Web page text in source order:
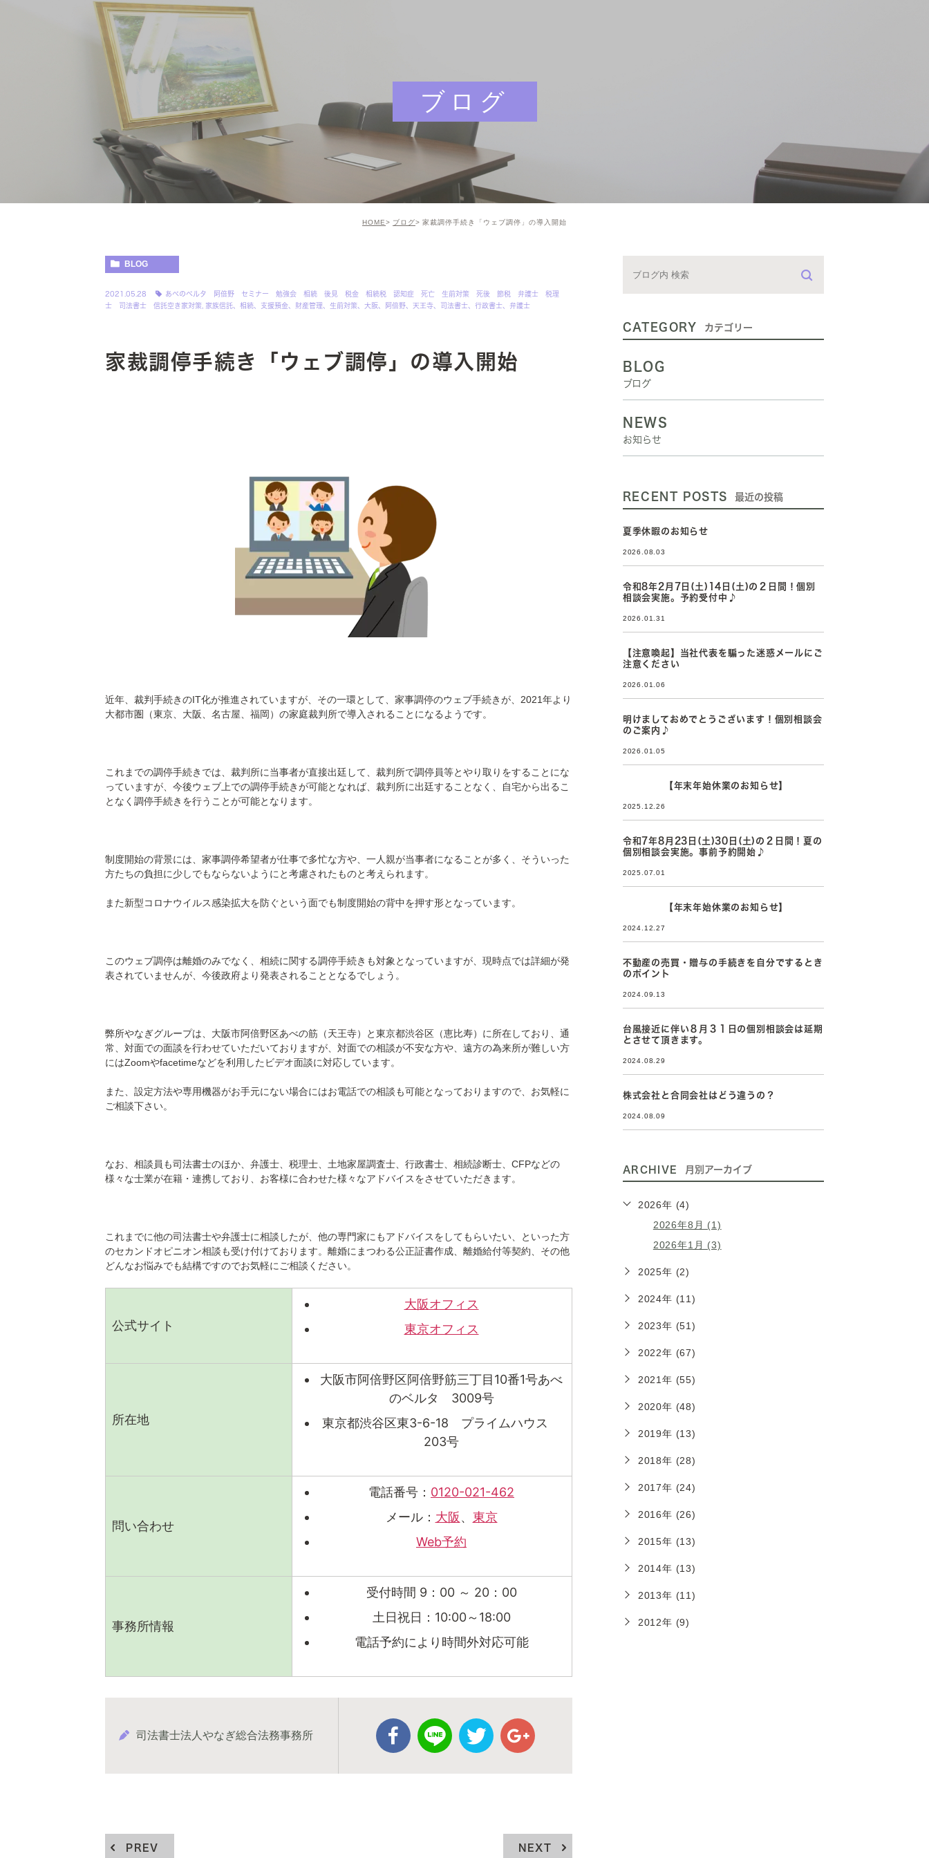
ブログ
HOME ブログ 家裁調停手続き「ウェブ調停」の導入開始
BLOG
2021.05.28
あべのベルタ 阿倍野 セミナー 勉強会 相続 後見 税金 相続税 認知症 死亡 生前対策 死後 節税 弁護士 税理
士 司法書士 信託空き家対策 家族信託、相続、支援預金、財産管理、生前対策、大阪、阿倍野、天王寺、司法書士、行政書士、弁護士
家裁調停手続き「ウェブ調停」の導入開始
近年、裁判手続きのIT化が推進されていますが、その一環として、家事調停のウェブ手続きが、2021年より
大都市圏（東京、大阪、名古屋、福岡）の家庭裁判所で導入されることになるようです。
これまでの調停手続きでは、裁判所に当事者が直接出廷して、裁判所で調停員等とやり取りをすることにな
っていますが、今後ウェブ上での調停手続きが可能となれば、裁判所に出廷することなく、自宅から出るこ
となく調停手続きを行うことが可能となります。
制度開始の背景には、家事調停希望者が仕事で多忙な方や、一人親が当事者になることが多く、そういった
方たちの負担に少しでもならないようにと考慮されたものと考えられます。
また新型コロナウイルス感染拡大を防ぐという面でも制度開始の背中を押す形となっています。
このウェブ調停は離婚のみでなく、相続に関する調停手続きも対象となっていますが、現時点では詳細が発
表されていませんが、今後政府より発表されることとなるでしょう。
弊所やなぎグループは、大阪市阿倍野区あべの筋（天王寺）と東京都渋谷区（恵比寿）に所在しており、通
常、対面での面談を行わせていただいておりますが、対面での相談が不安な方や、遠方の為来所が難しい方
にはZoomやfacetimeなどを利用したビデオ面談に対応しています。
また、設定方法や専用機器がお手元にない場合にはお電話での相談も可能となっておりますので、お気軽に
ご相談下さい。
なお、相談員も司法書士のほか、弁護士、税理士、土地家屋調査士、行政書士、相続診断士、CFPなどの
様々な士業が在籍・連携しており、お客様に合わせた様々なアドバイスをさせていただきます。
これまでに他の司法書士や弁護士に相談したが、他の専門家にもアドバイスをしてもらいたい、といった方
のセカンドオピニオン相談も受け付けております。離婚にまつわる公正証書作成、離婚給付等契約、その他
どんなお悩みでも結構ですのでお気軽にご相談ください。
公式サイト
大阪オフィス
東京オフィス
所在地
大阪市阿倍野区阿倍野筋三丁目10番1号あべ
のベルタ 3009号
東京都渋谷区東3-6-18 プライムハウス
203号
問い合わせ
電話番号： 0120-021-462
メール： 大阪、 東京
Web予約
事務所情報
受付時間 9：00 ～ 20：00
土日祝日：10:00～18:00
電話予約により時間外対応可能
司法書士法人やなぎ総合法務事務所
PREV NEXT
CATEGORY カテゴリー
BLOG
ブログ
NEWS
お知らせ
RECENT POSTS 最近の投稿
夏季休暇のお知らせ
2026.08.03
令和8年2月7日(土)14日(土)の２日間！個別
相談会実施。予約受付中♪
2026.01.31
【注意喚起】当社代表を騙った迷惑メールにご
注意ください
2026.01.06
明けましておめでとうございます！個別相談会
のご案内♪
2026.01.05
【年末年始休業のお知らせ】
2025.12.26
令和7年8月23日(土)30日(土)の２日間！夏の
個別相談会実施。事前予約開始♪
2025.07.01
【年末年始休業のお知らせ】
2024.12.27
不動産の売買・贈与の手続きを自分でするとき
のポイント
2024.09.13
台風接近に伴い８月３１日の個別相談会は延期
とさせて頂きます。
2024.08.29
株式会社と合同会社はどう違うの？
2024.08.09
ARCHIVE 月別アーカイブ
2026年 (4)
2026年8月 (1)
2026年1月 (3)
2025年 (2)
2024年 (11)
2023年 (51)
2022年 (67)
2021年 (55)
2020年 (48)
2019年 (13)
2018年 (28)
2017年 (24)
2016年 (26)
2015年 (13)
2014年 (13)
2013年 (11)
2012年 (9)